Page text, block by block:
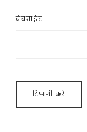
वेबसाईट